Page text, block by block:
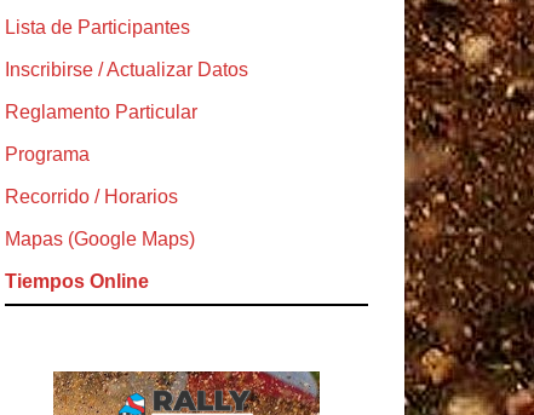
Lista de Participantes
Inscribirse / Actualizar Datos
Reglamento Particular
Programa
Recorrido / Horarios
Mapas (Google Maps)
Tiempos Online